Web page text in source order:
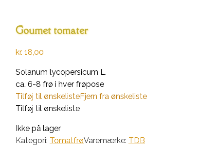
Goumet tomater
kr. 18,00
Solanum lycopersicum L.
ca. 6-8 frø i hver frøpose
Tilføj til ønskelisteFjern fra ønskeliste
Tilføj til ønskeliste
Ikke på lager
Kategori: TomatfrøVaremærke: TDB